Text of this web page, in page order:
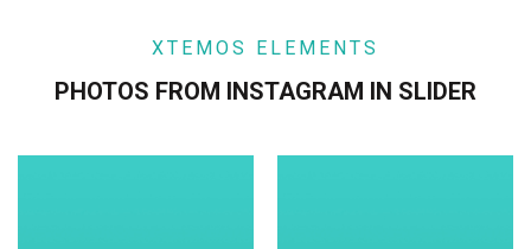
XTEMOS ELEMENTS
PHOTOS FROM INSTAGRAM IN SLIDER